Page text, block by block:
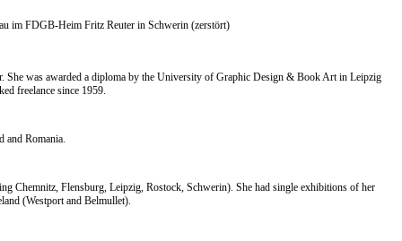
im FDGB-Heim Fritz Reuter in Schwerin (zerstört)
was awarded a diploma by the University of Graphic Design & Book Art in Leipzig
freelance since 1959.
and Romania.
Chemnitz, Flensburg, Leipzig, Rostock, Schwerin). She had single exhibitions of her
(Westport and Belmullet).